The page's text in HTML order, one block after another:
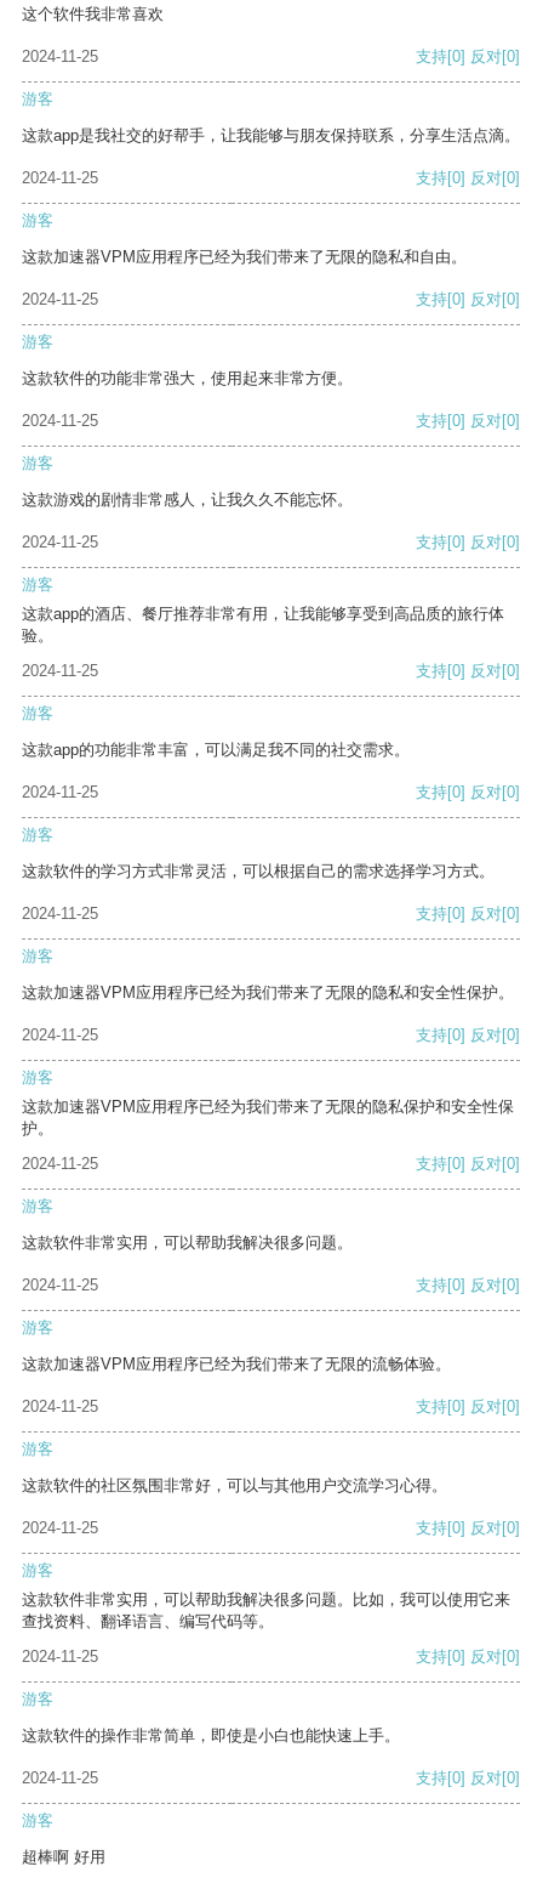
这个软件我非常喜欢
2024-11-25 支持[0] 反对[0]
游客
这款app是我社交的好帮手，让我能够与朋友保持联系，分享生活点滴。
2024-11-25 支持[0] 反对[0]
游客
这款加速器VPM应用程序已经为我们带来了无限的隐私和自由。
2024-11-25 支持[0] 反对[0]
游客
这款软件的功能非常强大，使用起来非常方便。
2024-11-25 支持[0] 反对[0]
游客
这款游戏的剧情非常感人，让我久久不能忘怀。
2024-11-25 支持[0] 反对[0]
游客
这款app的酒店、餐厅推荐非常有用，让我能够享受到高品质的旅行体
验。
2024-11-25
支持[0] 反对[0]
游客
这款app的功能非常丰富，可以满足我不同的社交需求。
2024-11-25 支持[0] 反对[0]
游客
这款软件的学习方式非常灵活，可以根据自己的需求选择学习方式。
2024-11-25 支持[0] 反对[0]
游客
这款加速器VPM应用程序已经为我们带来了无限的隐私和安全性保护。
2024-11-25 支持[0] 反对[0]
游客
这款加速器VPM应用程序已经为我们带来了无限的隐私保护和安全性保
护。
2024-11-25
支持[0] 反对[0]
游客
这款软件非常实用，可以帮助我解决很多问题。
2024-11-25 支持[0] 反对[0]
游客
这款加速器VPM应用程序已经为我们带来了无限的流畅体验。
2024-11-25 支持[0] 反对[0]
游客
这款软件的社区氛围非常好，可以与其他用户交流学习心得。
2024-11-25 支持[0] 反对[0]
游客
这款软件非常实用，可以帮助我解决很多问题。比如，我可以使用它来
查找资料、翻译语言、编写代码等。
2024-11-25
支持[0] 反对[0]
游客
这款软件的操作非常简单，即使是小白也能快速上手。
2024-11-25 支持[0] 反对[0]
游客
超棒啊 好用